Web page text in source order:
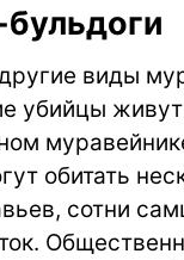
виды
убийцы
обитать
сотни